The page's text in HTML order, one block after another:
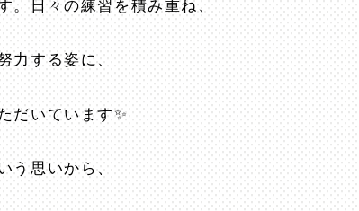
。日々の練習を積み重ね、
力する姿に、
だいています✨
う思いから、